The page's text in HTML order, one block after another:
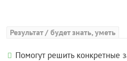
Результат / будет знать, уметь
Помогут решить конкретные